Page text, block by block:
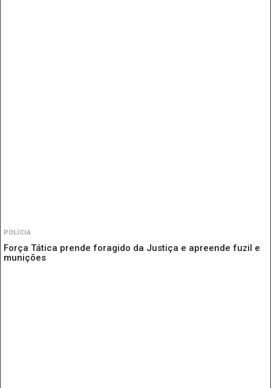
POLÍCIA
Força Tática prende foragido da Justiça e apreende fuzil e
munições